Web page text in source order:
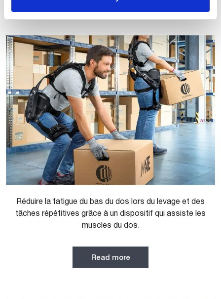
En savoir plus sur MATE
Réduire la fatigue du bas du dos lors du levage et des
tâches répétitives grâce à un dispositif qui assiste les
muscles du dos.
Read more